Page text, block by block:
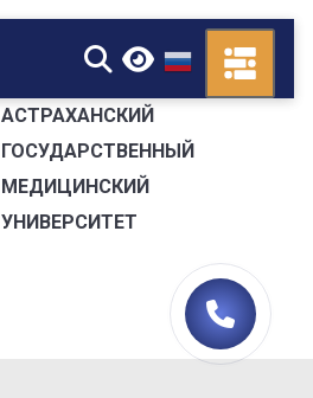
▼
АСТРАХАНСКИЙ
ГОСУДАРСТВЕННЫЙ
МЕДИЦИНСКИЙ
УНИВЕРСИТЕТ